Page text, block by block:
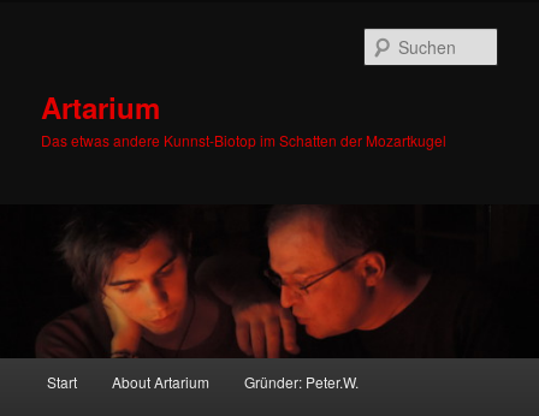
Artarium
Das etwas andere Kunnst-Biotop im Schatten der Mozartkugel
Start About Artarium Gründer: Peter.W.